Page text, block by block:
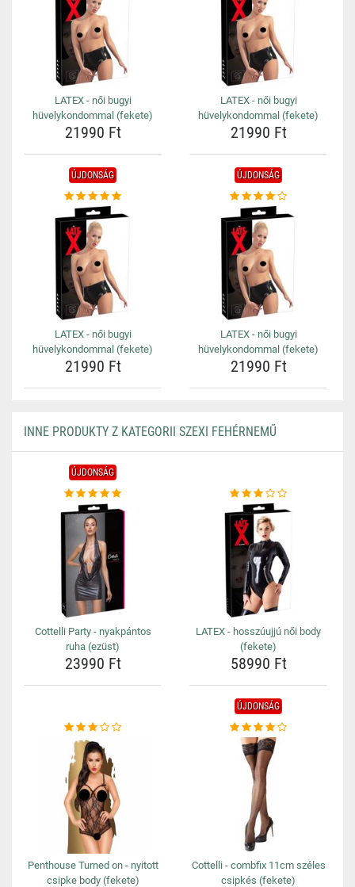
LATEX - női bugyi
hüvelykondommal (fekete)
21990 Ft
LATEX - női bugyi
hüvelykondommal (fekete)
21990 Ft
ÚJDONSÁG
LATEX - női bugyi
hüvelykondommal (fekete)
21990 Ft
ÚJDONSÁG
LATEX - női bugyi
hüvelykondommal (fekete)
21990 Ft
INNE PRODUKTY Z KATEGORII SZEXI FEHÉRNEMŰ
ÚJDONSÁG
Cottelli Party - nyakpántos
ruha (ezüst)
23990 Ft
LATEX - hosszúujjú női body
(fekete)
58990 Ft
Penthouse Turned on - nyitott
csipke body (fekete)
ÚJDONSÁG
Cottelli - combfix 11cm széles
csipkés (fekete)